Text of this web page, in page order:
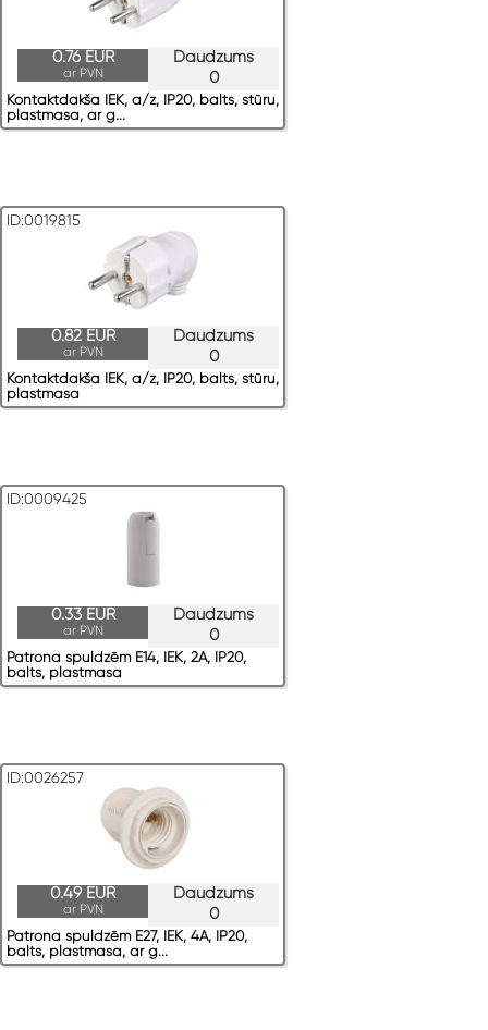
Daudzums
0
0.76 EUR
ar PVN
Kontaktdakša IEK, a/z, IP20, balts, stūru,
plastmasa, ar g...
ID:0019815
Daudzums
0
0.82 EUR
ar PVN
Kontaktdakša IEK, a/z, IP20, balts, stūru,
plastmasa
ID:0009425
Daudzums
0
0.33 EUR
ar PVN
Patrona spuldzēm E14, IEK, 2A, IP20,
balts, plastmasa
ID:0026257
Daudzums
0
0.49 EUR
ar PVN
Patrona spuldzēm E27, IEK, 4A, IP20,
balts, plastmasa, ar g...